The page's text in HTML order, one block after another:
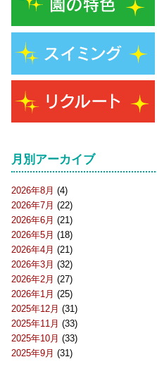
月別アーカイブ
2026年8月 (4)
2026年7月 (22)
2026年6月 (21)
2026年5月 (18)
2026年4月 (21)
2026年3月 (32)
2026年2月 (27)
2026年1月 (25)
2025年12月 (31)
2025年11月 (33)
2025年10月 (33)
2025年9月 (31)